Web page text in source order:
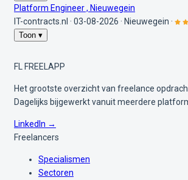
Platform Engineer , Nieuwegein
IT-contracts.nl · 03-08-2026 · Nieuwegein ·
Toon ▾
FL FREELAPP
Het grootste overzicht van freelance
Dagelijks bijgewerkt vanuit meerdere
LinkedIn →
Freelancers
Specialismen
Sectoren